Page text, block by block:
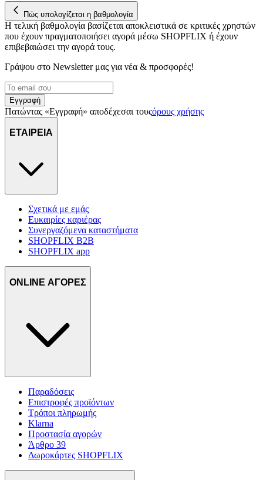
Πώς υπολογίζεται η βαθμολογία
Η τελική βαθμολογία βασίζεται αποκλειστικά σε κριτικές χρηστών
που έχουν πραγματοποιήσει αγορά μέσω SHOPFLIX ή έχουν
επιβεβαιώσει την αγορά τους.
Γράψου στο Νewsletter μας για νέα & προσφορές!
Εγγραφή
Πατώντας «Εγγραφή» αποδέχεσαι τουςόρους χρήσης
ΕΤΑΙΡΕΙΑ
Σχετικά με εμάς
Ευκαιρίες καριέρας
Συνεργαζόμενα καταστήματα
SHOPFLIX B2B
SHOPFLIX app
ONLINE ΑΓΟΡΕΣ
Παραδόσεις
Επιστροφές προϊόντων
Τρόποι πληρωμής
Klarna
Προστασία αγορών
Άρθρο 39
Δωροκάρτες SHOPFLIX